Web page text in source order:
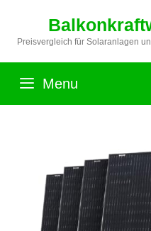
springen
Preisvergleich für Solaranlagen
Menu